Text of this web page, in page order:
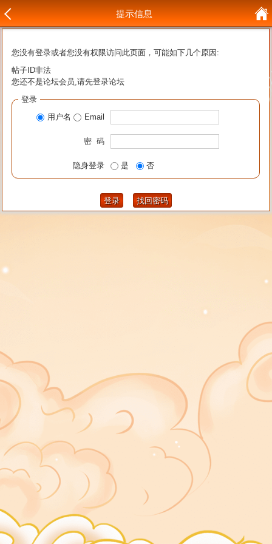
提示信息
您没有登录或者您没有权限访问此页面，可能如下几个原因:
帖子ID非法
您还不是论坛会员,请先登录论坛
登录
用户名
Email
密 码
隐身登录 是 否